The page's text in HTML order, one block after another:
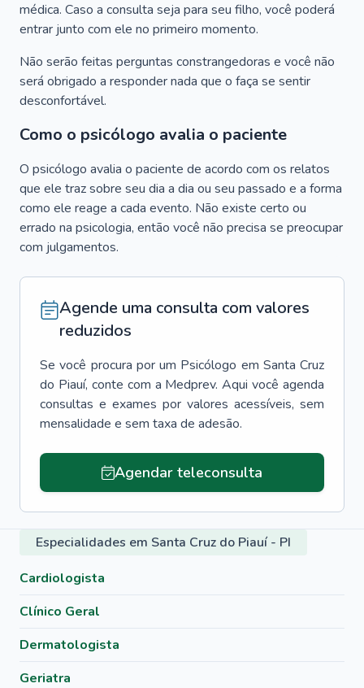
médica. Caso a consulta seja para seu filho, você poderá
entrar junto com ele no primeiro momento.
Não serão feitas perguntas constrangedoras e você não
será obrigado a responder nada que o faça se sentir
desconfortável.
Como o psicólogo avalia o paciente
O psicólogo avalia o paciente de acordo com os relatos
que ele traz sobre seu dia a dia ou seu passado e a forma
como ele reage a cada evento. Não existe certo ou
errado na psicologia, então você não precisa se preocupar
com julgamentos.
Agende uma consulta com valores
reduzidos
Se você procura por um Psicólogo em Santa Cruz
do Piauí, conte com a Medprev. Aqui você agenda
consultas e exames por valores acessíveis, sem
mensalidade e sem taxa de adesão.
Agendar teleconsulta
Especialidades em Santa Cruz do Piauí - PI
Cardiologista
Clínico Geral
Dermatologista
Geriatra